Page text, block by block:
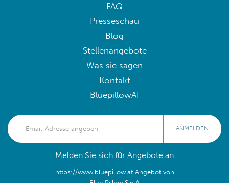
FAQ
Presseschau
Blog
Stellenangebote
Was sie sagen
Kontakt
BluepillowAI
ANMELDEN
Melden Sie sich für Angebote an
https://www.bluepillow.at Angebot von